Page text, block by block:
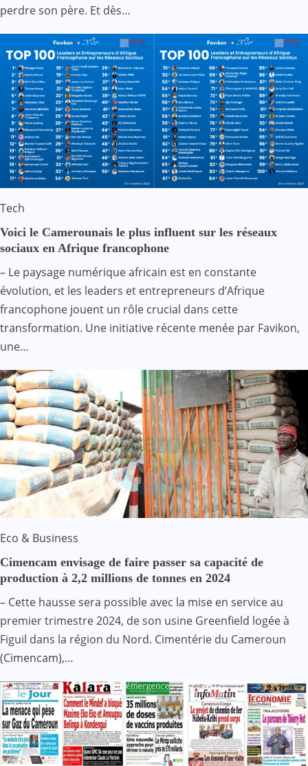
perdre son père. Et dès…
Tech
Voici le Camerounais le plus influent sur les réseaux
sociaux en Afrique francophone
– Le paysage numérique africain est en constante
évolution, et les leaders et entrepreneurs d’Afrique
francophone jouent un rôle crucial dans cette
transformation. Une initiative récente menée par Favikon,
une…
Eco & Business
Cimencam envisage de faire passer sa capacité de
production à 2,2 millions de tonnes en 2024
– Cette hausse sera possible avec la mise en service au
premier trimestre 2024, de son usine Greenfield logée à
Figuil dans la région du Nord. Cimentérie du Cameroun
(Cimencam),…